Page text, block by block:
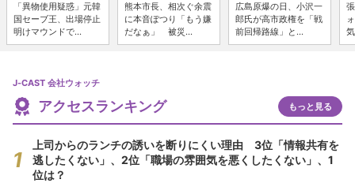
「異物使用疑惑」元韓
国セーブ王、出場停止
明けマウンドで...
熊本市長、相次ぐ余震
に本音ぽつり「もう嫌
だなぁ」 被災...
広島原爆の日、小沢一
郎氏が高市政権を「戦
前回帰路線」と...
J-CAST 会社ウォッチ
アクセスランキング もっと見る
上司からのランチの誘いを断りにくい理由 3位「情報共有を
逃したくない」、2位「職場の雰囲気を悪くしたくない」、1
位は？